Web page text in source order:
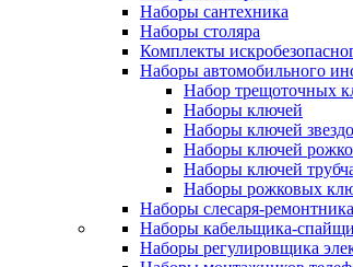
Наборы сантехника
Наборы столяра
Комплекты
Наборы автомобильного
Набор трещоточных
Наборы ключей
Наборы ключей
Наборы ключей
Наборы ключей
Наборы рожковых
Наборы слесаря-ремонтника
Наборы кабельщика-
Наборы регулировщика